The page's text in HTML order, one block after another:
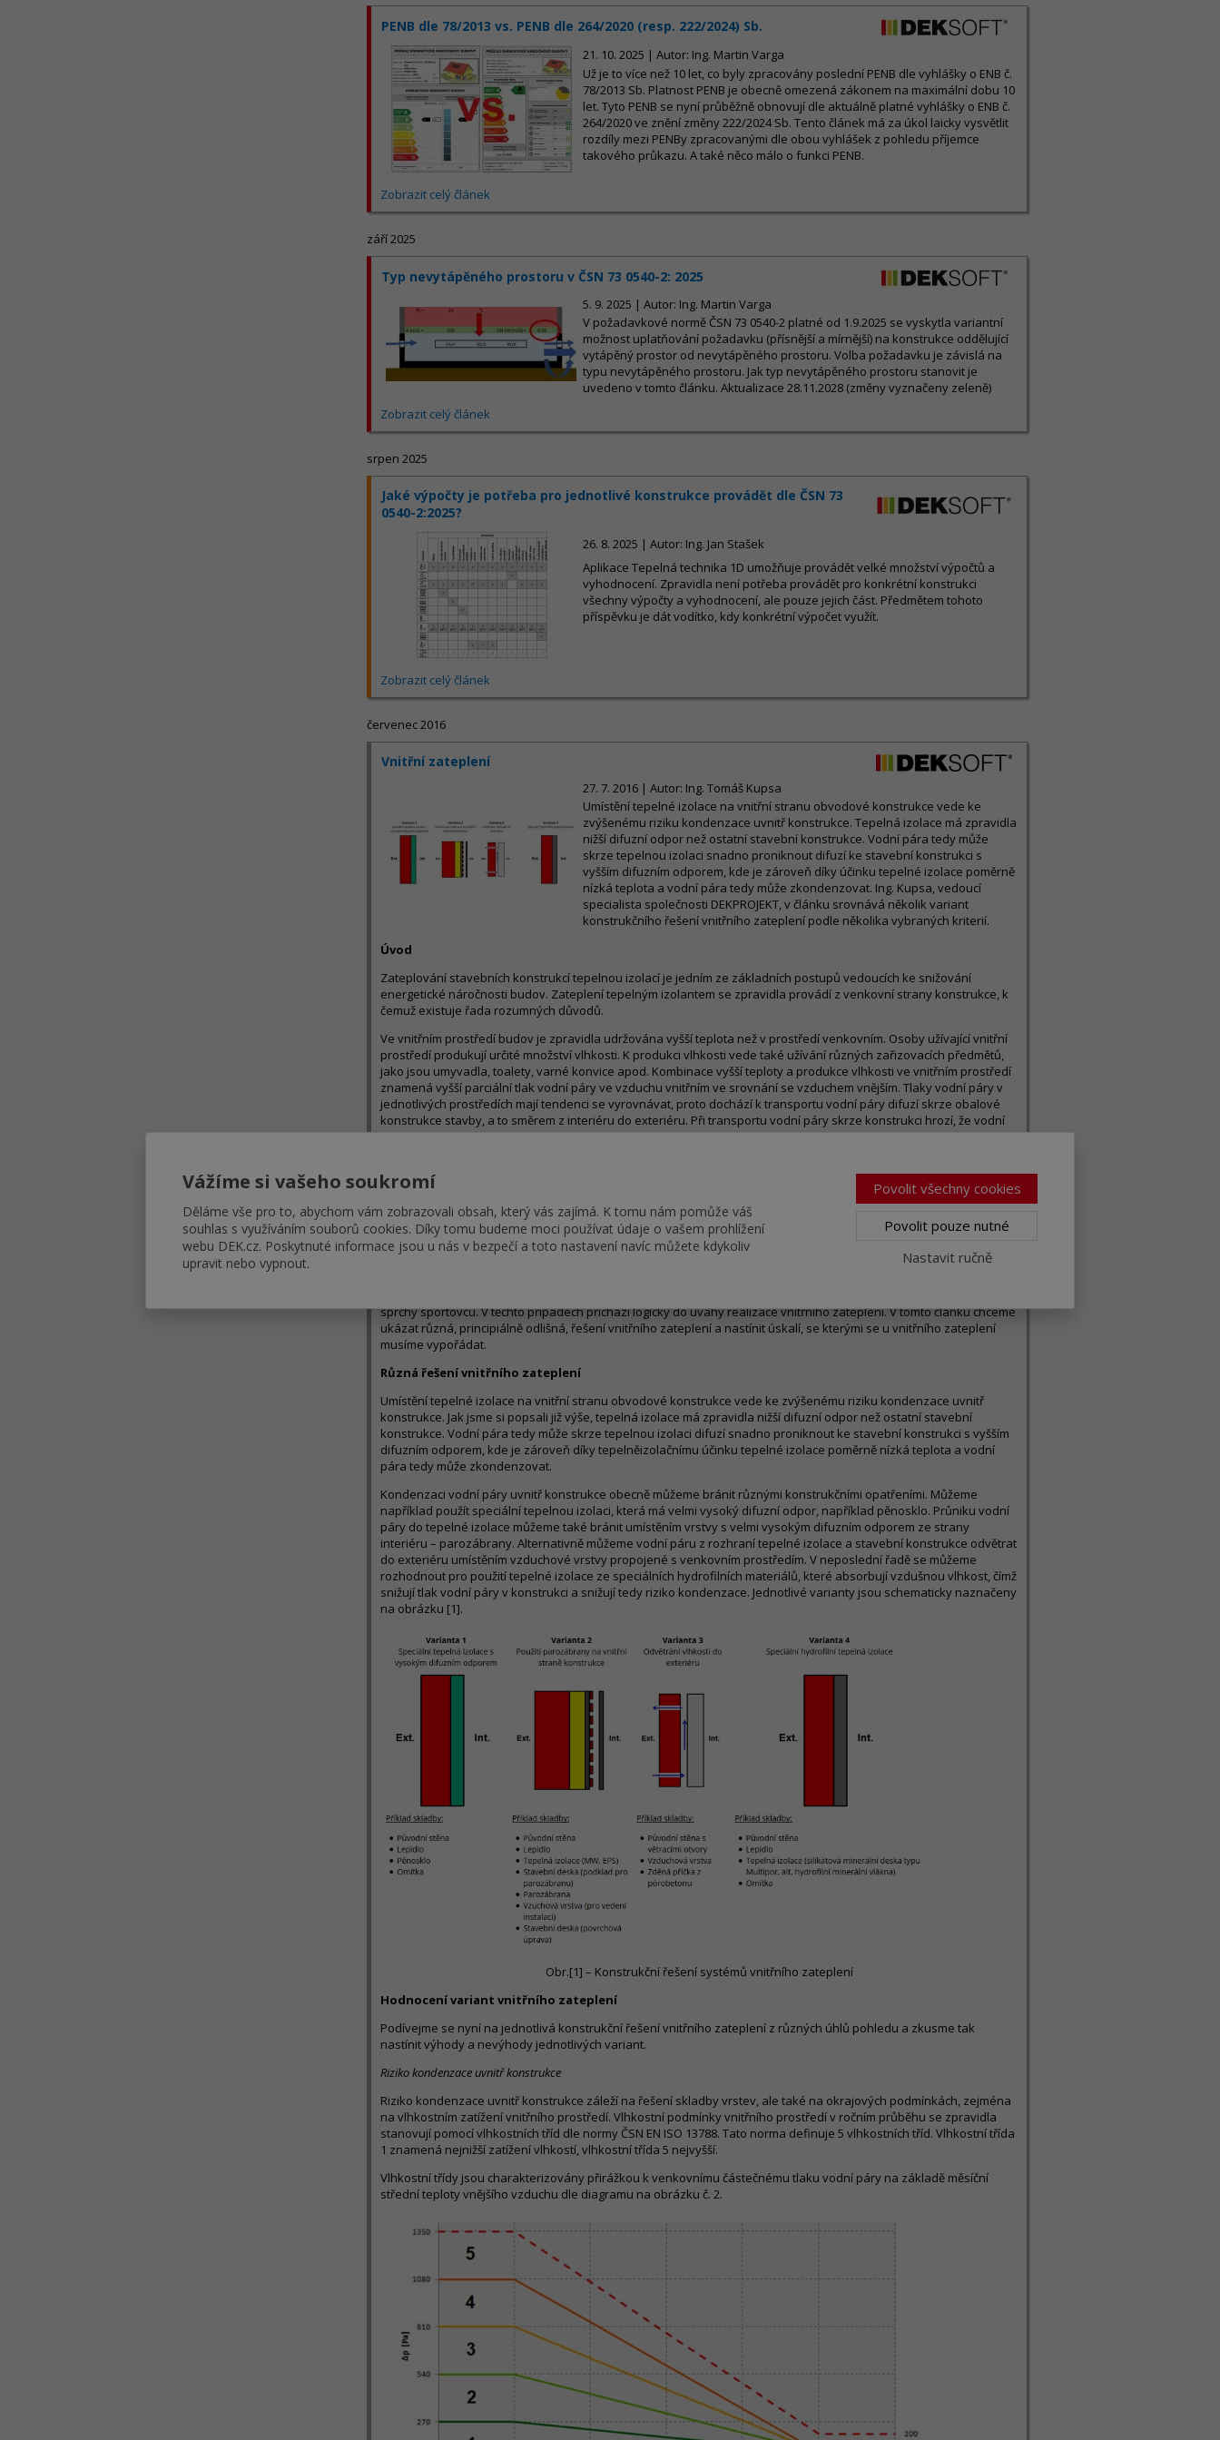
Vážíme si vašeho soukromí
Děláme vše pro to, abychom vám zobrazovali obsah, který vás zajímá. K tomu nám pomůže váš
souhlas s využíváním souborů cookies. Díky tomu budeme moci používat údaje o vašem prohlížení
webu DEK.cz. Poskytnuté informace jsou u nás v bezpečí a toto nastavení navíc můžete kdykoliv
upravit nebo vypnout.
Povolit všechny cookies
Povolit pouze nutné
Nastavit ručně
PENB dle 78/2013 vs. PENB dle 264/2020 (resp. 222/2024) Sb.
21. 10. 2025 | Autor: Ing. Martin Varga
Už je to více než 10 let, co byly zpracovány poslední PENB dle vyhlášky o ENB č.
78/2013 Sb. Platnost PENB je obecně omezená zákonem na maximální dobu 10
let. Tyto PENB se nyní průběžně obnovují dle aktuálně platné vyhlášky o ENB č.
264/2020 ve znění změny 222/2024 Sb. Tento článek má za úkol laicky vysvětlit
rozdíly mezi PENBy zpracovanými dle obou vyhlášek z pohledu příjemce
takového průkazu. A také něco málo o funkci PENB.
Zobrazit celý článek
září 2025
Typ nevytápěného prostoru v ČSN 73 0540-2: 2025
5. 9. 2025 | Autor: Ing. Martin Varga
V požadavkové normě ČSN 73 0540-2 platné od 1.9.2025 se vyskytla variantní
možnost uplatňování požadavku (přísnější a mírnější) na konstrukce oddělující
vytápěný prostor od nevytápěného prostoru. Volba požadavku je závislá na
typu nevytápěného prostoru. Jak typ nevytápěného prostoru stanovit je
uvedeno v tomto článku. Aktualizace 28.11.2028 (změny vyznačeny zeleně)
Zobrazit celý článek
srpen 2025
Jaké výpočty je potřeba pro jednotlivé konstrukce provádět dle ČSN 73
0540-2:2025?
26. 8. 2025 | Autor: Ing. Jan Stašek
Aplikace Tepelná technika 1D umožňuje provádět velké množství výpočtů a
vyhodnocení. Zpravidla není potřeba provádět pro konkrétní konstrukci
všechny výpočty a vyhodnocení, ale pouze jejich část. Předmětem tohoto
příspěvku je dát vodítko, kdy konkrétní výpočet využít.
Zobrazit celý článek
červenec 2016
Vnitřní zateplení
27. 7. 2016 | Autor: Ing. Tomáš Kupsa
Umístění tepelné izolace na vnitřní stranu obvodové konstrukce vede ke
zvýšenému riziku kondenzace uvnitř konstrukce. Tepelná izolace má zpravidla
nižší difuzní odpor než ostatní stavební konstrukce. Vodní pára tedy může
skrze tepelnou izolaci snadno proniknout difuzí ke stavební konstrukci s
vyšším difuzním odporem, kde je zároveň díky účinku tepelné izolace poměrně
nízká teplota a vodní pára tedy může zkondenzovat. Ing. Kupsa, vedoucí
specialista společnosti DEKPROJEKT, v článku srovnává několik variant
konstrukčního řešení vnitřního zateplení podle několika vybraných kriterií.
Úvod
Zateplování stavebních konstrukcí tepelnou izolací je jedním ze základních postupů vedoucích ke snižování
energetické náročnosti budov. Zateplení tepelným izolantem se zpravidla provádí z venkovní strany konstrukce, k
čemuž existuje řada rozumných důvodů.
Ve vnitřním prostředí budov je zpravidla udržována vyšší teplota než v prostředí venkovním. Osoby užívající vnitřní
prostředí produkují určité množství vlhkosti. K produkci vlhkosti vede také užívání různých zařizovacích předmětů,
jako jsou umyvadla, toalety, varné konvice apod. Kombinace vyšší teploty a produkce vlhkosti ve vnitřním prostředí
znamená vyšší parciální tlak vodní páry ve vzduchu vnitřním ve srovnání se vzduchem vnějším. Tlaky vodní páry v
jednotlivých prostředích mají tendenci se vyrovnávat, proto dochází k transportu vodní páry difuzí skrze obalové
konstrukce stavby, a to směrem z interiéru do exteriéru. Při transportu vodní páry skrze konstrukci hrozí, že vodní
pára uvnitř konstrukce zkondenzuje. K tomu určitě dojde v případě, kdy v chladnější části konstrukce, blíže k
jednotlivých vrstev od interiéru k exteriéru. Vzhledem k tomu, že tepelné izolace mají v konstrukci zpravidla nižší
difuzní odpor než ostatní stavební materiály, je vhodné zateplení navrhovat z vnější strany konstrukce. Při vnějším
zateplení tepelnou izolací je nosná konstrukce namáhána menšími teplotními rozdíly. Jsou také lépe eliminovány
tepelné mosty napojení vnitřních stěn a stropů na obvodové konstrukce.
Ne vždy je ale možné konstrukce zateplovat z vnější strany. Důvody mohou být různé, například estetické nebo
sprchy sportovců. V těchto případech přichází logicky do úvahy realizace vnitřního zateplení. V tomto článku chceme
ukázat různá, principiálně odlišná, řešení vnitřního zateplení a nastínit úskalí, se kterými se u vnitřního zateplení
musíme vypořádat.
Různá řešení vnitřního zateplení
Umístění tepelné izolace na vnitřní stranu obvodové konstrukce vede ke zvýšenému riziku kondenzace uvnitř
konstrukce. Jak jsme si popsali již výše, tepelná izolace má zpravidla nižší difuzní odpor než ostatní stavební
konstrukce. Vodní pára tedy může skrze tepelnou izolaci difuzí snadno proniknout ke stavební konstrukci s vyšším
difuzním odporem, kde je zároveň díky tepelněizolačnímu účinku tepelné izolace poměrně nízká teplota a vodní
pára tedy může zkondenzovat.
Kondenzaci vodní páry uvnitř konstrukce obecně můžeme bránit různými konstrukčními opatřeními. Můžeme
například použít speciální tepelnou izolaci, která má velmi vysoký difuzní odpor, například pěnosklo. Průniku vodní
páry do tepelné izolace můžeme také bránit umístěním vrstvy s velmi vysokým difuzním odporem ze strany
interiéru – parozábrany. Alternativně můžeme vodní páru z rozhraní tepelné izolace a stavební konstrukce odvětrat
do exteriéru umístěním vzduchové vrstvy propojené s venkovním prostředím. V neposlední řadě se můžeme
rozhodnout pro použití tepelné izolace ze speciálních hydrofilních materiálů, které absorbují vzdušnou vlhkost, čímž
snižují tlak vodní páry v konstrukci a snižují tedy riziko kondenzace. Jednotlivé varianty jsou schematicky naznačeny
na obrázku [1].
Obr.[1] – Konstrukční řešení systémů vnitřního zateplení
Hodnocení variant vnitřního zateplení
Podívejme se nyní na jednotlivá konstrukční řešení vnitřního zateplení z různých úhlů pohledu a zkusme tak
nastínit výhody a nevýhody jednotlivých variant.
Riziko kondenzace uvnitř konstrukce
Riziko kondenzace uvnitř konstrukce záleží na řešení skladby vrstev, ale také na okrajových podmínkách, zejména
na vlhkostním zatížení vnitřního prostředí. Vlhkostní podmínky vnitřního prostředí v ročním průběhu se zpravidla
stanovují pomocí vlhkostních tříd dle normy ČSN EN ISO 13788. Tato norma definuje 5 vlhkostních tříd. Vlhkostní třída
1 znamená nejnižší zatížení vlhkostí, vlhkostní třída 5 nejvyšší.
Vlhkostní třídy jsou charakterizovány přirážkou k venkovnímu částečnému tlaku vodní páry na základě měsíční
střední teploty vnějšího vzduchu dle diagramu na obrázku č. 2.